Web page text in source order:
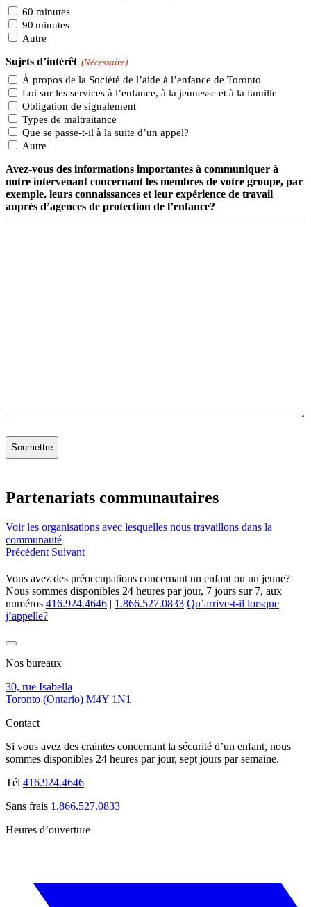
60 minutes
90 minutes
Autre
Sujets d’intérêt (Nécessaire)
À propos de la Société de l’aide à l’enfance de Toronto
Loi sur les services à l’enfance, à la jeunesse et à la famille
Obligation de signalement
Types de maltraitance
Que se passe-t-il à la suite d’un appel?
Autre
Avez-vous des informations importantes à communiquer à
notre intervenant concernant les membres de votre groupe, par
exemple, leurs connaissances et leur expérience de travail
auprès d’agences de protection de l’enfance?
Partenariats communautaires
Voir les organisations avec lesquelles nous travaillons dans la
communauté
Précédent Suivant
Vous avez des préoccupations concernant un enfant ou un jeune?
Nous sommes disponibles 24 heures par jour, 7 jours sur 7, aux
numéros 416.924.4646 | 1.866.527.0833 Qu’arrive-t-il lorsque
j’appelle?
Nos bureaux
30, rue Isabella
Toronto (Ontario) M4Y 1N1
Contact
Si vous avez des craintes concernant la sécurité d’un enfant, nous
sommes disponibles 24 heures par jour, sept jours par semaine.
Tél 416.924.4646
Sans frais 1.866.527.0833
Heures d’ouverture